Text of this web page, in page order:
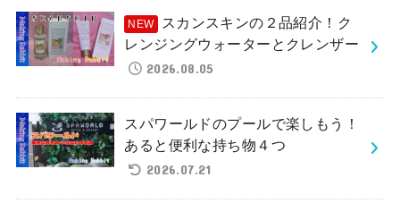
スカンスキンの２品紹介！ク
レンジングウォーターとクレンザー
2026.08.05
スパワールドのプールで楽しもう！
あると便利な持ち物４つ
2026.07.21